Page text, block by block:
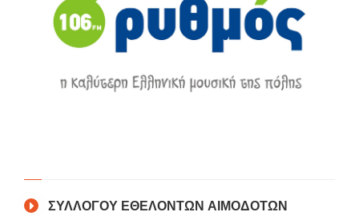
ΣΥΛΛΟΓΟΥ ΕΘΕΛΟΝΤΩΝ ΑΙΜΟΔΟΤΩΝ